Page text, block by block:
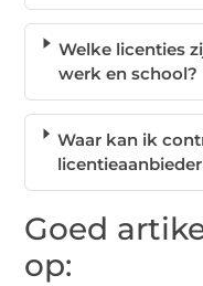
Welke licenties
werk en school?
Waar kan ik
Goed
op: